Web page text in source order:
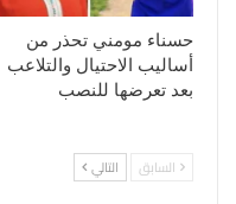
حسناء مومني تحذر من
أساليب الاحتيال والتلاعب
بعد تعرضها للنصب
السابق التالي